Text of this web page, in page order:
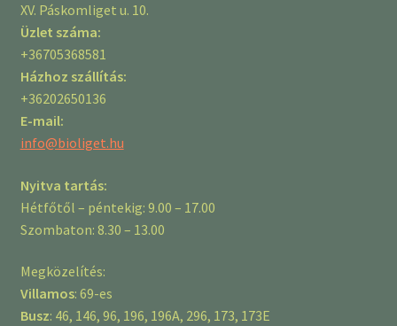
XV. Páskomliget u. 10.
Üzlet száma:
+36705368581
Házhoz szállítás:
+36202650136
E-mail:
info@bioliget.hu
Nyitva tartás:
Hétfőtől – péntekig: 9.00 – 17.00
Szombaton: 8.30 – 13.00
Megközelítés:
Villamos: 69-es
Busz: 46, 146, 96, 196, 196A, 296, 173, 173E